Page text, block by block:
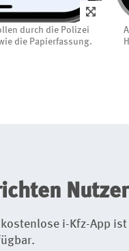
durch die Polizei
die Papierfassung.
kostenlose i-Kfz-App